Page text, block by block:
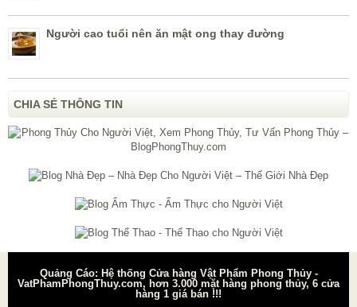
Người cao tuổi nên ăn mật ong thay đường
CHIA SẺ THÔNG TIN
Quảng Cáo: Hệ thống Cửa hàng Vật Phẩm Phong Thủy -
VatPhamPhongThuy.com, hơn 3.000 mặt hàng phong thủy, 6 cửa
hàng 1 giá bán !!!